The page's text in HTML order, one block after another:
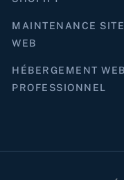
MAINTENANCE SITE
WEB
HÉBERGEMENT WEB
PROFESSIONNEL